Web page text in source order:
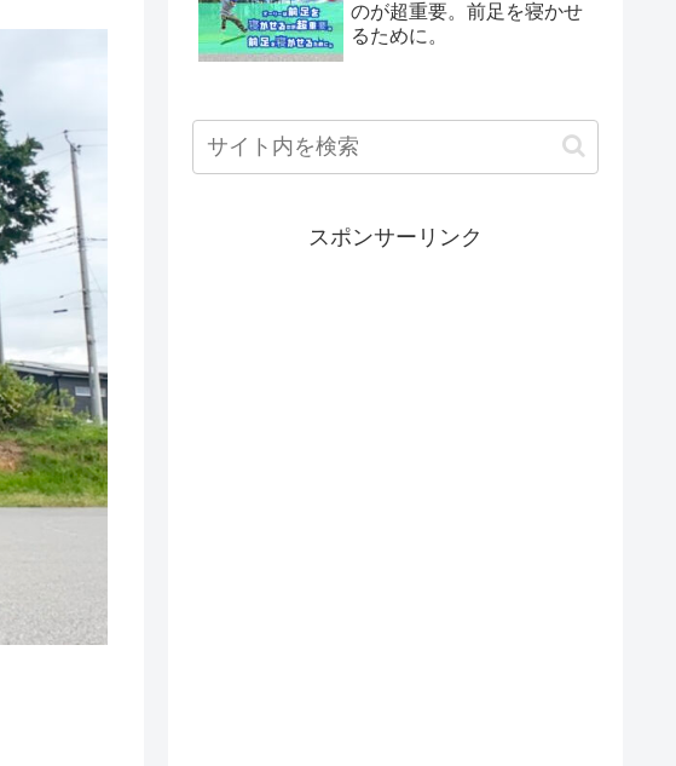
のが超重要。前足を寝かせ
るために。
スポンサーリンク